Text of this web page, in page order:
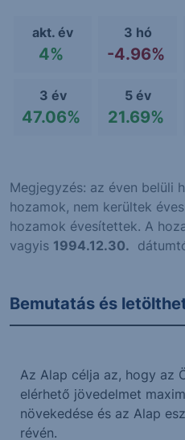
akt. év
4%
3 hó
-4.96%
3 év
47.06%
5 év
21.69%
Megjegyzés: az éven belüli
hozamok, nem kerültek
hozamok évesítettek. A
vagyis 1994.12.30.
Bemutatás és
Az Alap célja az, hogy az
elérhető jövedelmet
növekedése és az Alap
révén.